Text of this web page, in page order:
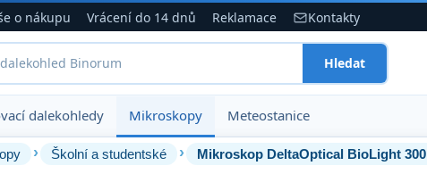
o nákupu Vrácení do 14 dnů Reklamace Kontakty
Hledat
dalekohledy Mikroskopy Meteostanice
› Školní a studentské › Mikroskop DeltaOptical BioLight 300